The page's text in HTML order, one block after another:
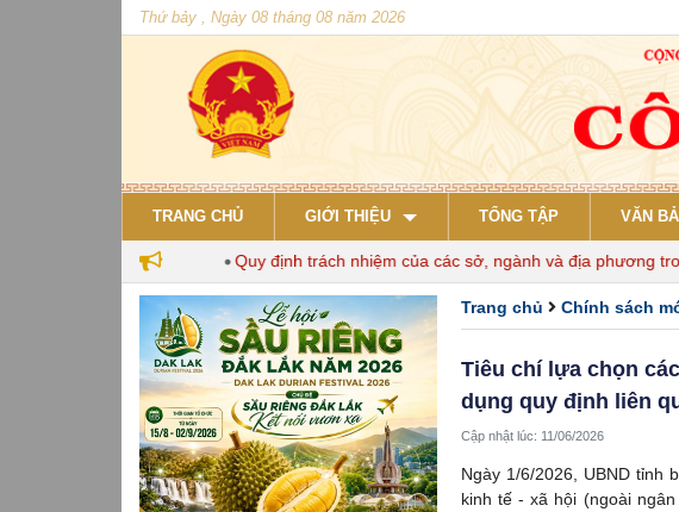
Thứ bảy , Ngày 08 tháng 08 năm 2026
TRANG CHỦ GIỚI THIỆU TỔNG TẬP VĂN
Quy định trách nhiệm của các sở, ngành và địa phương trong
Trang chủ Chính sách
Tiêu chí lựa chọn
dụng quy định liên
Cập nhật lúc: 11/06/2026
Ngày 1/6/2026, UBND tỉnh
kinh tế - xã hội (ngoài